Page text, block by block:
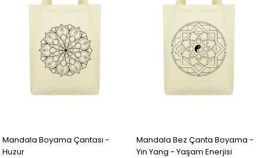
Mandala Boyama Çantası -
Huzur
Mandala Bez Çanta Boyama -
Yin Yang - Yaşam Enerjisi